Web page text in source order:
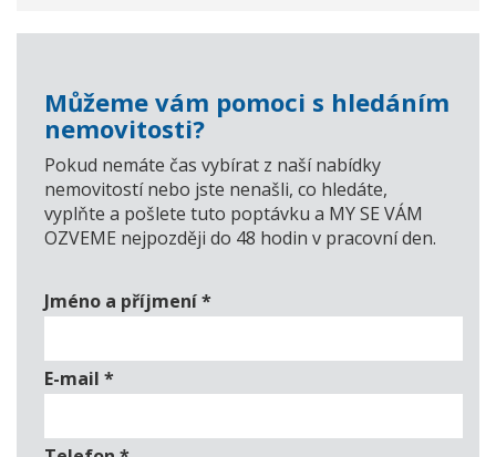
Můžeme vám pomoci s hledáním
nemovitosti?
Pokud nemáte čas vybírat z naší nabídky
nemovitostí nebo jste nenašli, co hledáte,
vyplňte a pošlete tuto poptávku a MY SE VÁM
OZVEME nejpozději do 48 hodin v pracovní den.
Jméno a příjmení*
E-mail *